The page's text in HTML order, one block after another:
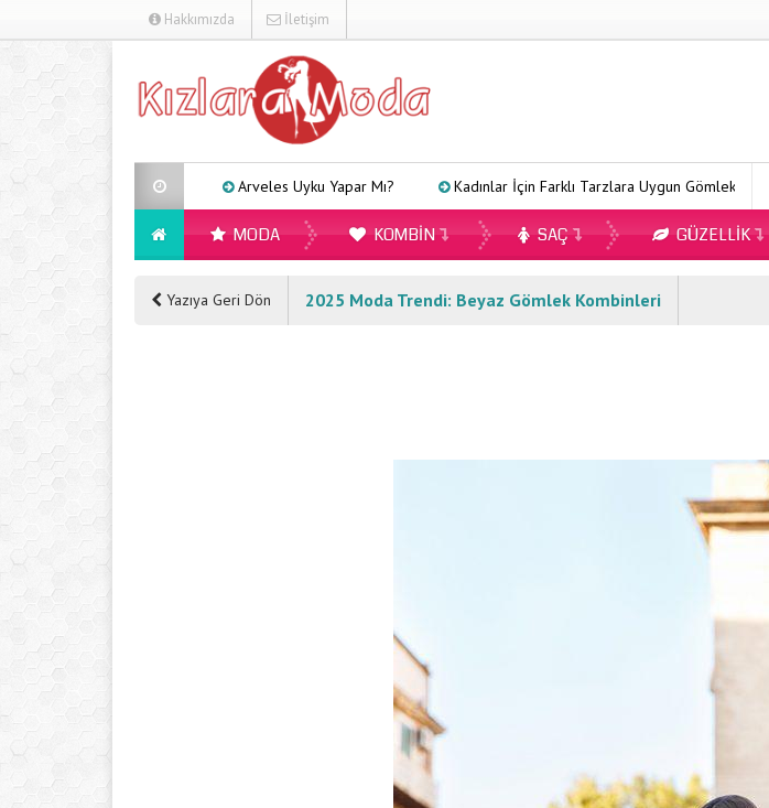
Hakkımızda İletişim
Arveles Uyku Yapar Mı? Kadınlar İçin Farklı Tarzlara Uygun Gömlek Modelleri
MODA KOMBIN SAÇ GÜZELLIK
Yazıya Geri Dön 2025 Moda Trendi: Beyaz Gömlek Kombinleri